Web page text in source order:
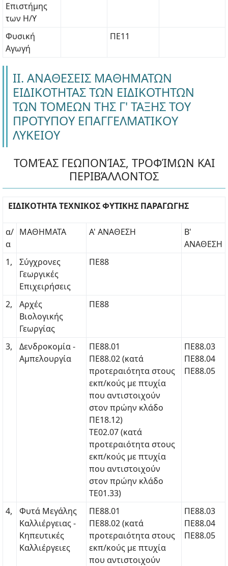
Επιστήμης
των Η/Υ
Φυσική
Αγωγή
ΠΕ11
ΙΙ. ΑΝΑΘΕΣΕΙΣ ΜΑΘΗΜΑΤΩΝ
ΕΙΔΙΚΟΤΗΤΑΣ ΤΩΝ ΕΙΔΙΚΟΤΗΤΩΝ
ΤΩΝ ΤΟΜΕΩΝ ΤΗΣ Γ' ΤΑΞΗΣ ΤΟΥ
ΠΡΟΤΥΠΟΥ ΕΠΑΓΓΕΛΜΑΤΙΚΟΥ
ΛΥΚΕΙΟΥ
ΤΟΜΈΑΣ ΓΕΩΠΟΝΊΑΣ, ΤΡΟΦΊΜΩΝ ΚΑΙ
ΠΕΡΙΒΆΛΛΟΝΤΟΣ
ΕΙΔΙΚΟΤΗΤΑ ΤΕΧΝΙΚΟΣ ΦΥΤΙΚΗΣ ΠΑΡΑΓΩΓΗΣ
α/
α
ΜΑΘΗΜΑΤΑ Α' ΑΝΑΘΕΣΗ
Β'
ΑΝΑΘΕΣΗ
1,
Σύγχρονες
Γεωργικές
Επιχειρήσεις
ΠΕ88
2,
Αρχές
Βιολογικής
Γεωργίας
ΠΕ88
3,
Δενδροκομία -
Αμπελουργία
ΠΕ88.01
ΠΕ88.02 (κατά
προτεραιότητα στους
εκπ/κούς με πτυχία
που αντιστοιχούν
στον πρώην κλάδο
ΠΕ18.12)
ΤΕ02.07 (κατά
προτεραιότητα στους
εκπ/κούς με πτυχία
που αντιστοιχούν
στον πρώην κλάδο
ΤΕ01.33)
ΠΕ88.03
ΠΕ88.04
ΠΕ88.05
4,
Φυτά Μεγάλης
Καλλιέργειας -
Κηπευτικές
Καλλιέργειες
ΠΕ88.01
ΠΕ88.02 (κατά
προτεραιότητα στους
εκπ/κούς με πτυχία
που αντιστοιχούν
ΠΕ88.03
ΠΕ88.04
ΠΕ88.05